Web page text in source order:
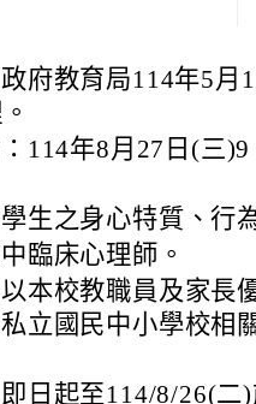
府教育局114年5月
114年8月27日(三
生之身心特質、行
臨床心理師。
本校教職員及家長
立國民中小學校相
日起至114/8/26(